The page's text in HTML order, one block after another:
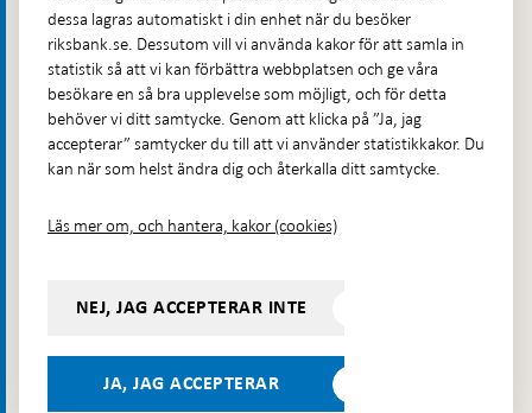
Hitta direkt
Frågor och svar-
Öppnas
i
ny
flik
Till Riksbankens webbarkiv-
Öppnas
i
ny
Presskontakt
Integritetspolicy
Följ oss på sociala medier
YouTubeDela på:Dela på:
Dela
på:
dessa lagras automatiskt i din enhet när du besöker
riksbank.se. Dessutom vill vi använda kakor för att samla in
statistik så att vi kan förbättra webbplatsen och ge våra
besökare en så bra upplevelse som möjligt, och för detta
behöver vi ditt samtycke. Genom att klicka på ”Ja, jag
accepterar” samtycker du till att vi använder statistikkakor. Du
kan när som helst ändra dig och återkalla ditt samtycke.
Läs mer om, och hantera, kakor (cookies)
NEJ, JAG ACCEPTERAR INTE
JA, JAG ACCEPTERAR